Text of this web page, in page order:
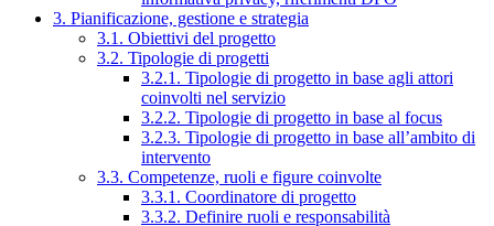
3. Pianificazione, gestione e strategia
3.1. Obiettivi del progetto
3.2. Tipologie di progetti
3.2.1. Tipologie di progetto in base agli attori
coinvolti nel servizio
3.2.2. Tipologie di progetto in base al focus
3.2.3. Tipologie di progetto in base all’ambito di
intervento
3.3. Competenze, ruoli e figure coinvolte
3.3.1. Coordinatore di progetto
3.3.2. Definire ruoli e responsabilità